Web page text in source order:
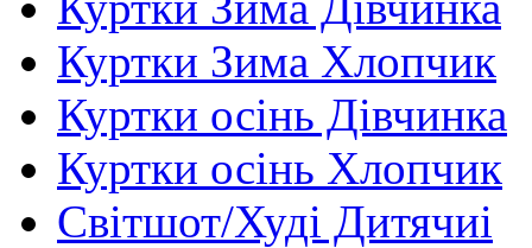
Куртки Зима Хлопчик
Куртки осінь Дівчинка
Куртки осінь Хлопчик
Світшот/Худі Дитячиі